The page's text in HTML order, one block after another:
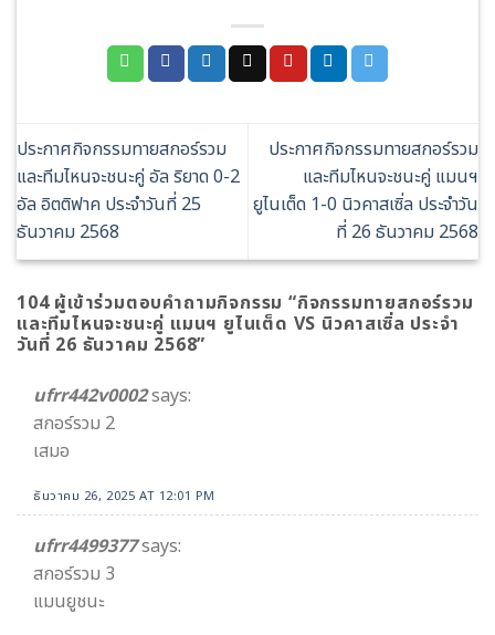
ประกาศกิจกรรมทายสกอร์รวม
และทีมไหนจะชนะคู่ อัล ริยาด 0-2
อัล อิตติฟาค ประจำวันที่ 25
ธันวาคม 2568
ประกาศกิจกรรมทายสกอร์รวม
และทีมไหนจะชนะคู่ แมนฯ
ยูไนเต็ด 1-0 นิวคาสเซิ่ล ประจำวัน
ที่ 26 ธันวาคม 2568
104 ผู้เข้าร่วมตอบคำถามกิจกรรม “กิจกรรมทายสกอร์รวม
และทีมไหนจะชนะคู่ แมนฯ ยูไนเต็ด VS นิวคาสเซิ่ล ประจำ
วันที่ 26 ธันวาคม 2568”
ufrr442v0002says:
สกอร์รวม 2
เสมอ
ธันวาคม 26, 2025 AT 12:01 PM
ufrr4499377says:
สกอร์รวม 3
แมนยูชนะ